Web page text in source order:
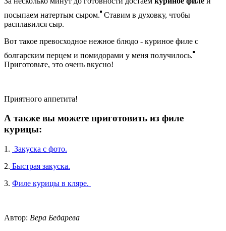
посыпаем натертым сыром. Ставим в духовку, чтобы
расплавился сыр.
Вот такое превосходное нежное блюдо - куриное филе с
болгарским перцем и помидорами у меня получилось.
Приготовьте, это очень вкусно!
Приятного аппетита!
А также вы можете приготовить из филе
курицы:
1. Закуска с фото.
2. Быстрая закуска.
3. Филе курицы в кляре.
Автор: Вера Бедарева